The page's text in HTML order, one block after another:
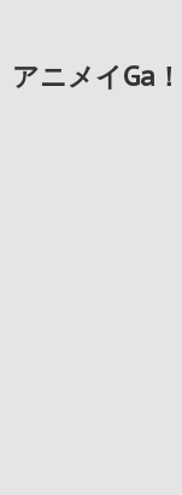
アニメイGa！